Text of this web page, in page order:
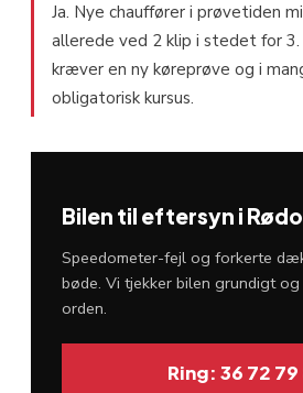
Ja. Nye chauffører i prøvetiden
allerede ved 2 klip i stedet for 3.
kræver en ny køreprøve og i
obligatorisk kursus.
Bilen til eftersyn i
Speedometer-fejl og forkerte
bøde. Vi tjekker bilen grundigt
orden.
Ring: 36 72 79